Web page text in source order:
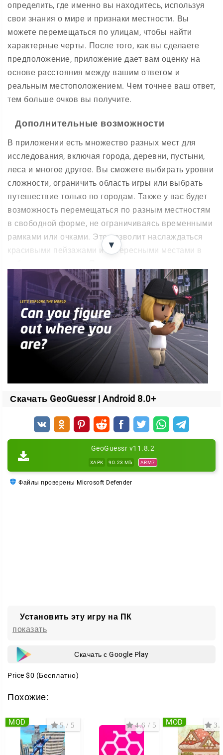
определить, где именно вы находитесь, используя
свои знания о мире и признаки местности. Вы
можете перемещаться по улицам, чтобы найти
характерные черты. После того, как вы сделаете
предположение, приложение дает вам оценку на
основе расстояния между вашим ответом и
реальным местоположением. Чем точнее ваш ответ,
тем больше очков вы получите.
Дополнительные возможности
В приложении есть множество разных мест для
исследования, включая города, деревни, пустыни,
леса и многое другое. Вы сможете выбирать уровни
сложности, ограничить область игры или выбрать
путешествие только по городам. Также у вас будет
возможность перемещаться по разным местностям
в свободной форме, не ограничиваясь временными
рамками или очками. Это позволит наслаждаться
красивыми пейзажами и интересными местами в
впечатляющую базу данных мест. Это означает, что
вы никогда не знаете, куда приведет вас ваше
следующее приключение. Симулятор подарит
уникальный опыт и поможет расширить свои знания
о мире.
▼
Скачать GeoGuessr | Android 8.0+
GeoGuessr v11.8.2
XAPK 90.23 Mb ARM7
Файлы проверены Microsoft Defender
Установить эту игру на ПК
показать
Скачать с Google Play
Price $0 (Бесплатно)
Похожие:
5 / 5
MOD 4.6 / 5 MOD